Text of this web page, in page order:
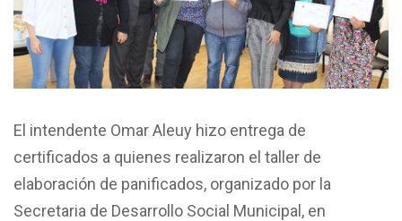
El intendente Omar Aleuy hizo entrega de
certificados a quienes realizaron el taller de
elaboración de panificados, organizado por la
Secretaria de Desarrollo Social Municipal, en